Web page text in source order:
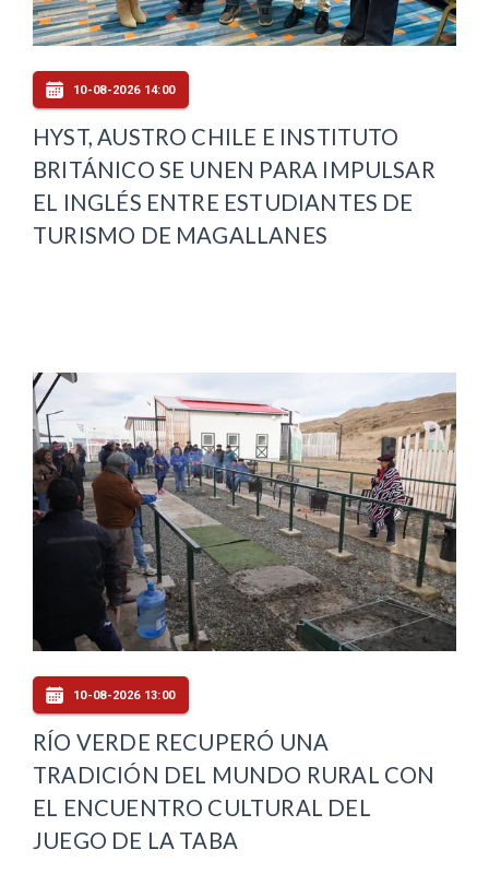
10-08-2026 14:00
HYST, AUSTRO CHILE E INSTITUTO
BRITÁNICO SE UNEN PARA IMPULSAR
EL INGLÉS ENTRE ESTUDIANTES DE
TURISMO DE MAGALLANES
10-08-2026 13:00
RÍO VERDE RECUPERÓ UNA
TRADICIÓN DEL MUNDO RURAL CON
EL ENCUENTRO CULTURAL DEL
JUEGO DE LA TABA